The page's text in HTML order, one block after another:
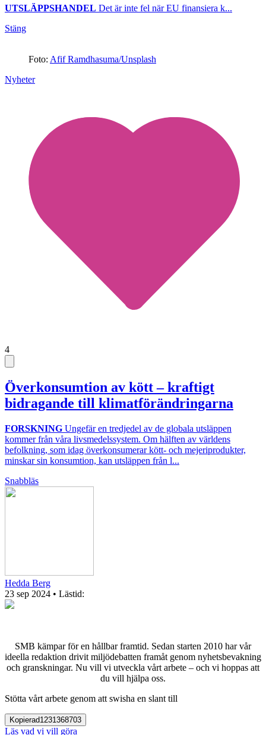
UTSLÄPPSHANDEL Det är inte fel när EU finansiera k...
Stäng
Foto: Afif Ramdhasuma/Unsplash
Nyheter
4
Överkonsumtion av kött – kraftigt
bidragande till klimatförändringarna
FORSKNING Ungefär en tredjedel av de globala utsläppen
kommer från våra livsmedelssystem. Om hälften av världens
befolkning, som idag överkonsumerar kött- och mejeriprodukter,
minskar sin konsumtion, kan utsläppen från l...
Snabbläs
Hedda Berg
23 sep 2024 • Lästid:
SMB kämpar för en hållbar framtid. Sedan starten 2010 har vår
ideella redaktion drivit miljödebatten framåt genom nyhetsbevakning
och granskningar. Nu vill vi utveckla vårt arbete – och vi hoppas att
du vill hjälpa oss.
Stötta vårt arbete genom att swisha en slant till
Kopierad1231368703
Läs vad vi vill göra